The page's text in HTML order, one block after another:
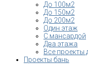
До 100м2
До 150м2
До 200м2
Один этаж
С мансардой
Два этажа
Все проекты
Проекты бань